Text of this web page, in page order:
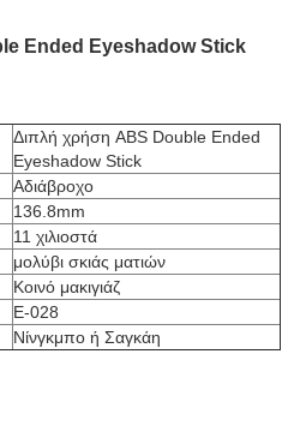
Ended Eyeshadow Stick
Διπλή χρήση ABS Double Ended
Eyeshadow Stick
Αδιάβροχο
136.8mm
11 χιλιοστά
μολύβι σκιάς ματιών
Κοινό μακιγιάζ
Ε-028
Νίνγκμπο ή Σαγκάη